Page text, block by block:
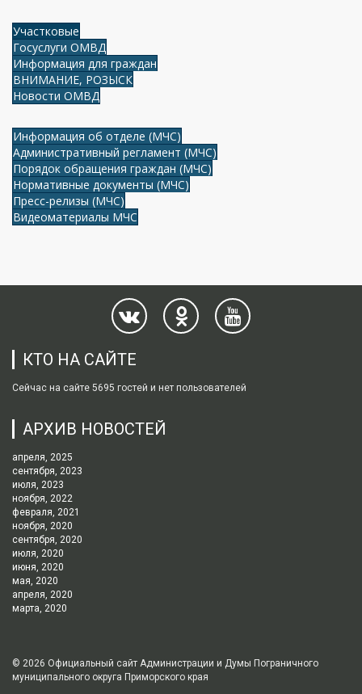
Участковые
Госуслуги ОМВД
Информация для граждан
ВНИМАНИЕ, РОЗЫСК
Новости ОМВД
Информация об отделе (МЧС)
Административный регламент (МЧС)
Порядок обращения граждан (МЧС)
Нормативные документы (МЧС)
Пресс-релизы (МЧС)
Видеоматериалы МЧС
КТО НА САЙТЕ
Сейчас на сайте 5695 гостей и нет пользователей
АРХИВ НОВОСТЕЙ
апреля, 2025
сентября, 2023
июля, 2023
ноября, 2022
февраля, 2021
ноября, 2020
сентября, 2020
июля, 2020
июня, 2020
мая, 2020
апреля, 2020
марта, 2020
© 2026 Официальный сайт Администрации и Думы Пограничного
муниципального округа Приморского края